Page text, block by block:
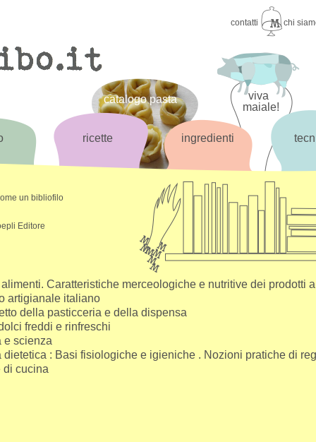
contatti chi
ricette
catalogo pasta
ingredienti
viva
maiale!
un bibliofilo
Editore
Caratteristiche merceologiche e nutritive dei prodotti
artigianale italiano
della pasticceria e della dispensa
freddi e rinfreschi
e scienza
dietetica : Basi fisiologiche e igieniche . Nozioni pratiche di
di cucina